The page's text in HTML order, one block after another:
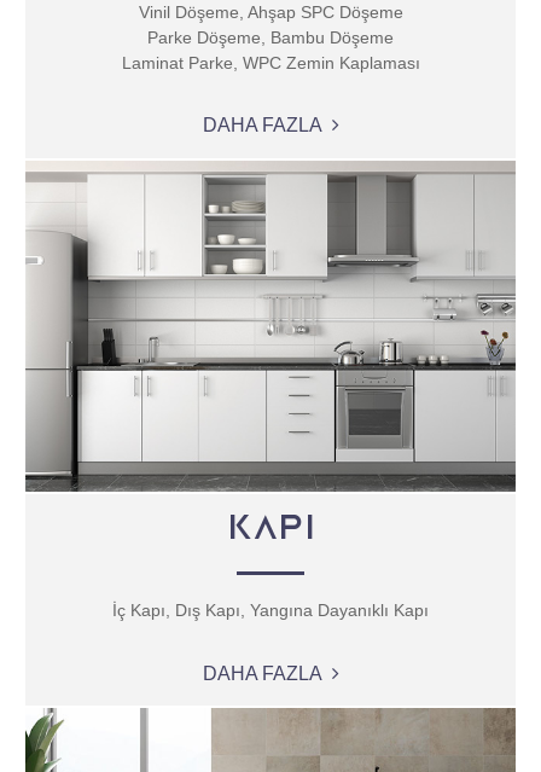
Vinil Döşeme, Ahşap SPC Döşeme
Parke Döşeme, Bambu Döşeme
Laminat Parke, WPC Zemin Kaplaması
DAHA FAZLA
KAPI
İç Kapı, Dış Kapı, Yangına Dayanıklı Kapı
DAHA FAZLA